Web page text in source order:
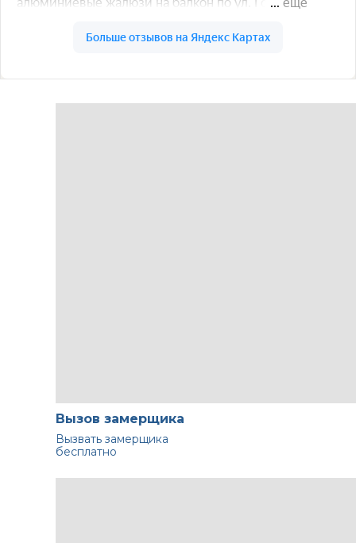
Вызов замерщика
Вызвать замерщика
бесплатно